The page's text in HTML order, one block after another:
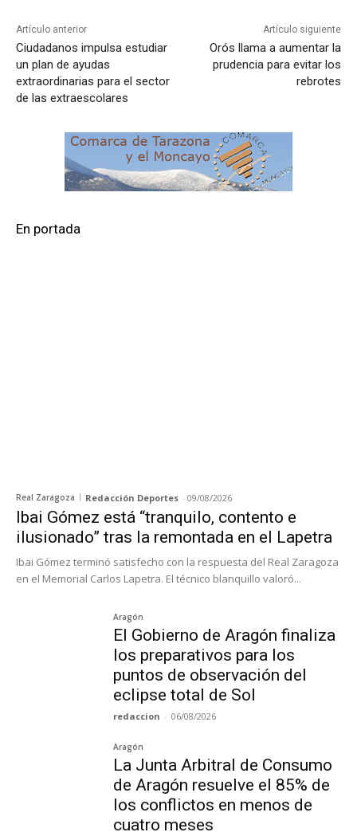
Artículo anterior
Ciudadanos impulsa estudiar
un plan de ayudas
extraordinarias para el sector
de las extraescolares
Artículo siguiente
Orós llama a aumentar la
prudencia para evitar los
rebrotes
En portada
Real Zaragoza Redacción Deportes - 09/08/2026
Ibai Gómez está “tranquilo, contento e
ilusionado” tras la remontada en el Lapetra
Ibai Gómez terminó satisfecho con la respuesta del Real Zaragoza
en el Memorial Carlos Lapetra. El técnico blanquillo valoró...
Aragón
El Gobierno de Aragón finaliza
los preparativos para los
puntos de observación del
eclipse total de Sol
redaccion - 06/08/2026
Aragón
La Junta Arbitral de Consumo
de Aragón resuelve el 85% de
los conflictos en menos de
cuatro meses